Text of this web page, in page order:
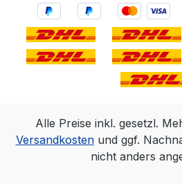
Alle Preise inkl. gesetzl.
Versandkostenund ggf.
nicht anders